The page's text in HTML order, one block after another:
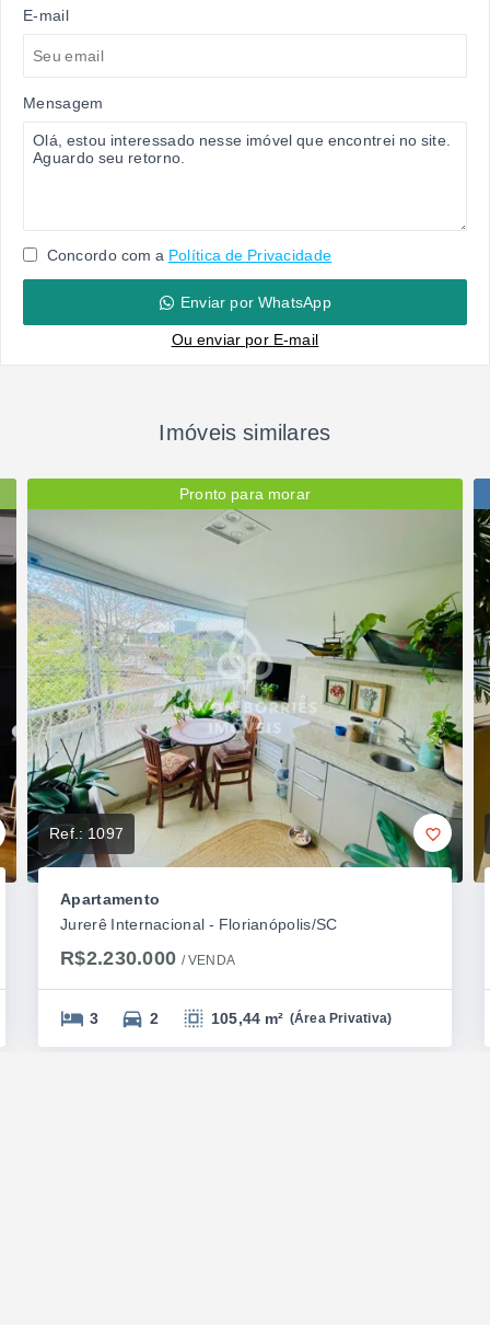
E-mail
Mensagem
Concordo com a Política de Privacidade
Enviar por WhatsApp
Ou enviar por E-mail
Imóveis similares
Pronto para morar
Ref.: 1097
Apartamento
Jurerê Internacional - Florianópolis/SC
R$2.230.000 / VENDA
3 2 105,44 m² (Área Privativa)